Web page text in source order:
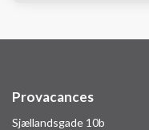
Provacances
Sjællandsgade 10b